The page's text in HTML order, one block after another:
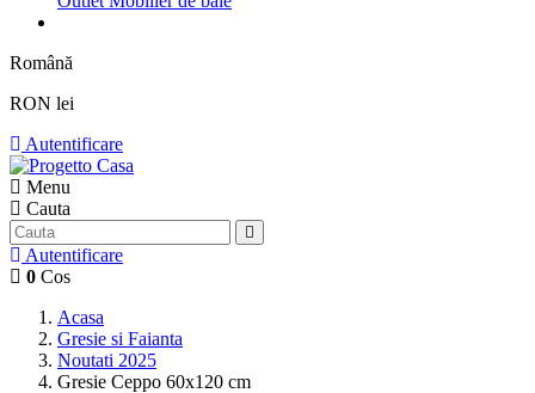
Română
RON lei
Autentificare
Menu
Cauta
Autentificare
0 Cos
Acasa
Gresie si Faianta
Noutati 2025
Gresie Ceppo 60x120 cm